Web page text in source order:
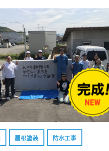
屋根塗装 防水工事